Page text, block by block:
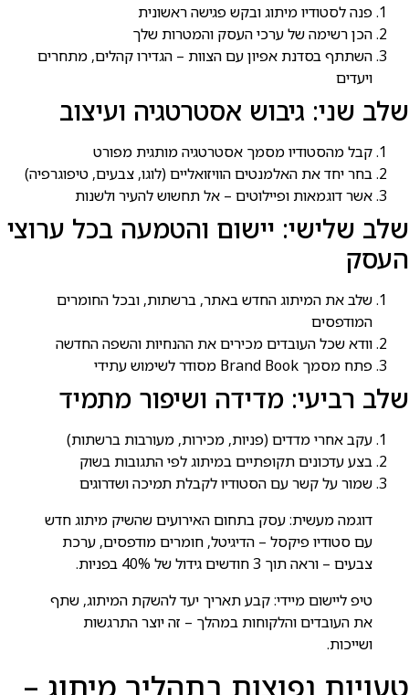
פנה לסטודיו מיתוג ובקש פגישה ראשונית
הכן רשימה של ערכי העסק והמטרות שלך
השתתף בסדנת אפיון עם הצוות – הגדירו קהלים, מתחרים
ויעדים
שלב שני: גיבוש אסטרטגיה ועיצוב
קבל מהסטודיו מסמך אסטרטגיה מותגית מפורט
בחר יחד את האלמנטים הוויזואליים (לוגו, צבעים, טיפוגרפיה)
אשר דוגמאות ופיילוטים – אל תחשוש להעיר ולשנות
שלב שלישי: יישום והטמעה בכל ערוצי
העסק
שלב את המיתוג החדש באתר, ברשתות, ובכל החומרים
המודפסים
וודא שכל העובדים מכירים את ההנחיות והשפה החדשה
פתח מסמך Brand Book מסודר לשימוש עתידי
שלב רביעי: מדידה ושיפור מתמיד
עקב אחרי מדדים (פניות, מכירות, מעורבות ברשתות)
בצע עדכונים תקופתיים במיתוג לפי התגובות בשוק
שמור על קשר עם הסטודיו לקבלת תמיכה ושדרוגים
דוגמה מעשית: עסק בתחום האירועים שהשיק מיתוג חדש
עם סטודיו פיקסל – הדיגיטל, חומרים מודפסים, ערכת
צבעים – וראה תוך 3 חודשים גידול של 40% בפניות.
טיפ ליישום מיידי: קבע תאריך יעד להשקת המיתוג, שתף
את העובדים והלקוחות במהלך – זה יוצר התרגשות
ושייכות.
טעויות נפוצות בתהליך מיתוג –